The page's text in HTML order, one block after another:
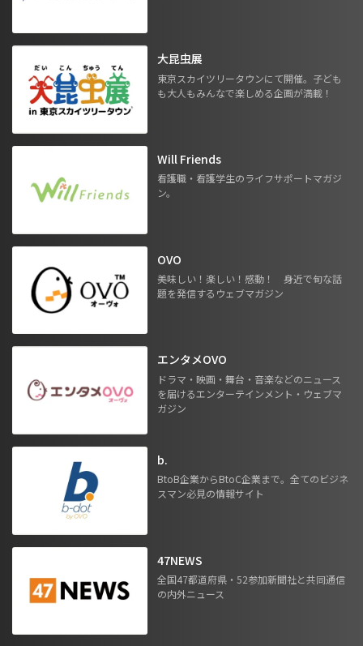
大昆虫展
東京スカイツリータウンにて開催。子ども
も大人もみんなで楽しめる企画が満載！
Will Friends
看護職・看護学生のライフサポートマガジ
ン。
OVO
美味しい！楽しい！感動！ 身近で旬な話
題を発信するウェブマガジン
エンタメOVO
ドラマ・映画・舞台・音楽などのニュース
を届けるエンターテインメント・ウェブマ
ガジン
b.
BtoB企業からBtoC企業まで。全てのビジネ
スマン必見の情報サイト
47NEWS
全国47都道府県・52参加新聞社と共同通信
の内外ニュース